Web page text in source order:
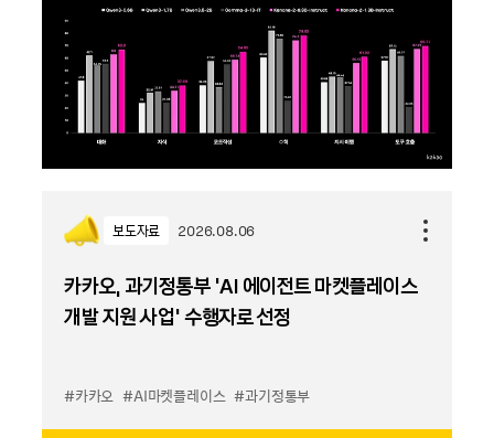
보도자료 2026.08.06
카카오, 과기정통부 ‘AI 에이전트 마켓플레이스
개발 지원 사업’ 수행자로 선정
#카카오 #AI마켓플레이스 #과기정통부